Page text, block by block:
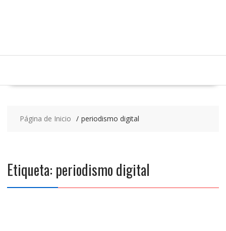
Página de Inicio periodismo digital
Etiqueta: periodismo digital